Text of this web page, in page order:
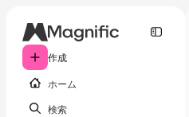
作成
ホーム
検索